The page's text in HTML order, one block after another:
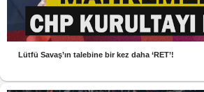
Lütfü Savaş’ın talebine bir kez daha ‘RET’!